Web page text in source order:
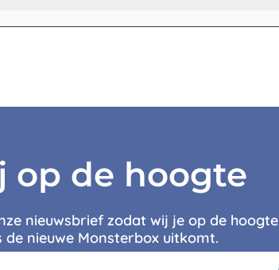
op de hoogte
nieuwsbrief zodat wij je op de hoogte
de nieuwe Monsterbox uitkomt.